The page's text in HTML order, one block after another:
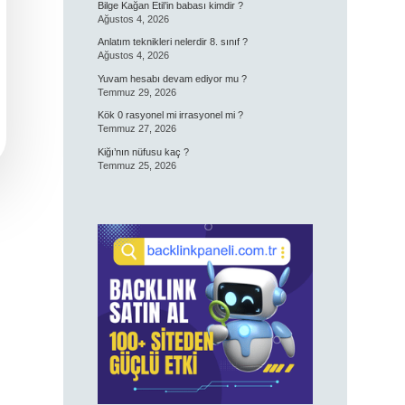
Bilge Kağan Etil’in babası kimdir ?
Ağustos 4, 2026
Anlatım teknikleri nelerdir 8. sınıf ?
Ağustos 4, 2026
Yuvam hesabı devam ediyor mu ?
Temmuz 29, 2026
Kök 0 rasyonel mi irrasyonel mi ?
Temmuz 27, 2026
Kiğı’nın nüfusu kaç ?
Temmuz 25, 2026